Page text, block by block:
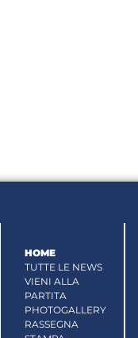
HOME
TUTTE LE NEWS
VIENI ALLA
PARTITA
PHOTOGALLERY
RASSEGNA